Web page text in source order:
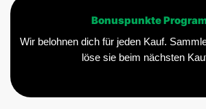
Bonuspunkte
Wir belohnen dich für jeden Kauf.
löse sie beim nächsten